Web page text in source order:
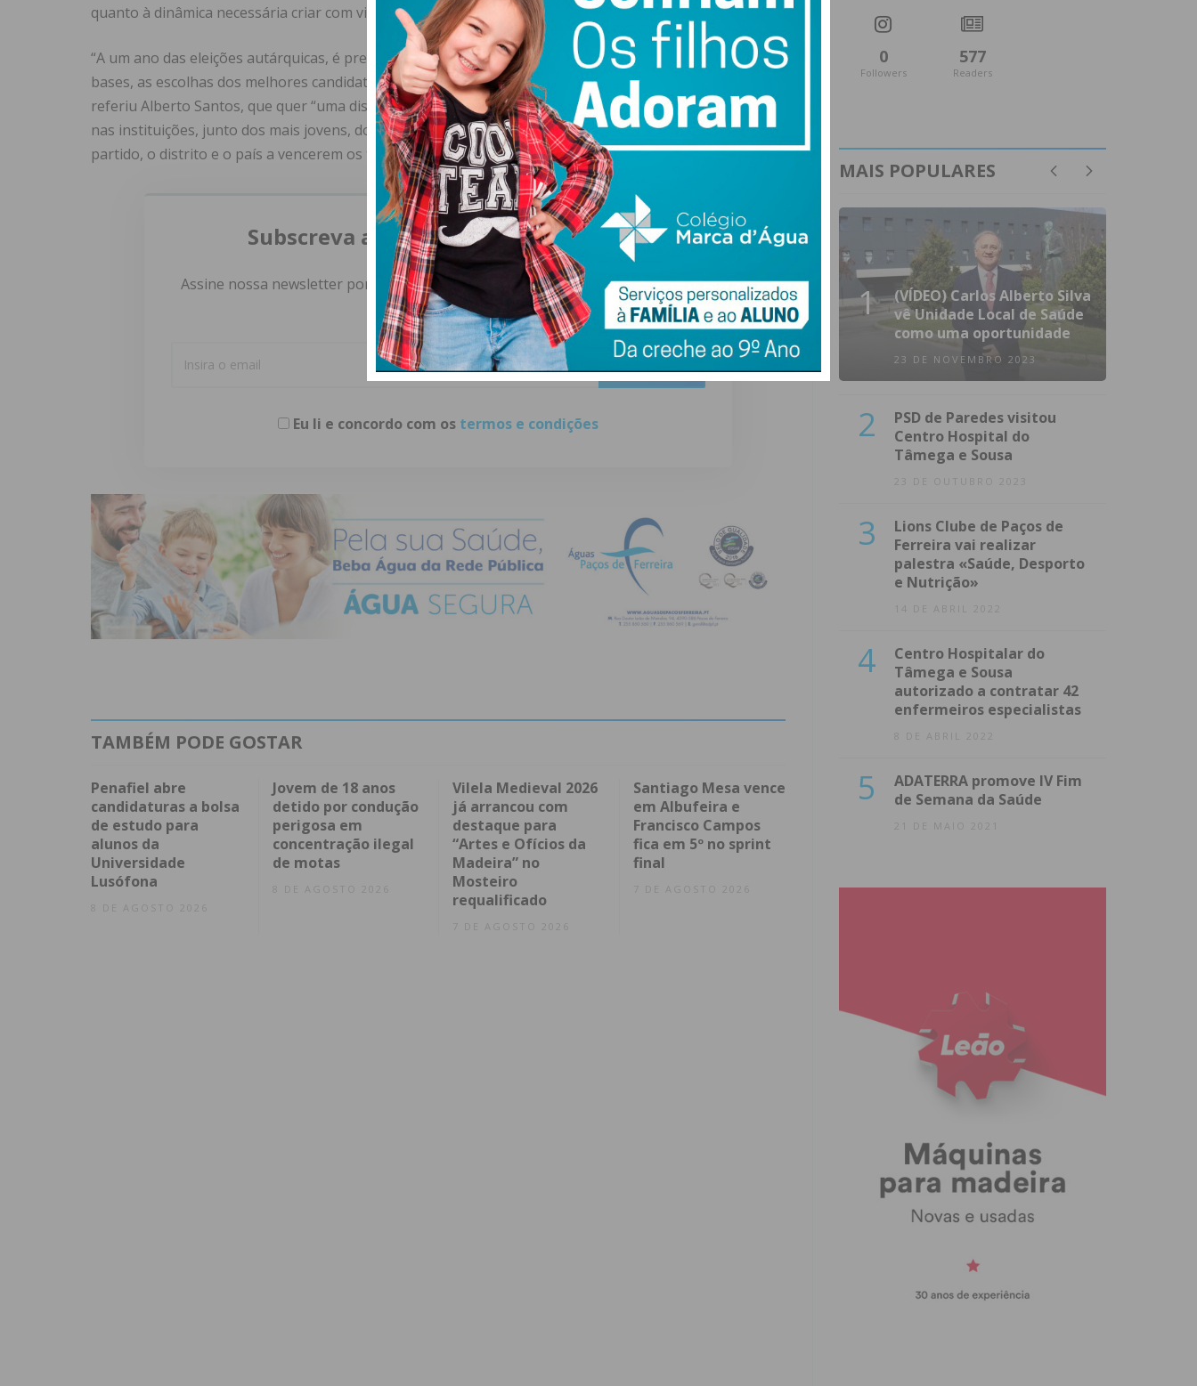
quanto à dinâmica necessária criar com vista às próximas eleições autárquicas”.
“A um ano das eleições autárquicas, é preciso ativar com urgência um plano que vise a mobilização das
bases, as escolhas dos melhores candidatos e das políticas que mobilizem as pessoas a votar no PSD”,
referiu Alberto Santos, que quer “uma distrital forte, ouvida, presente e respeitada na sociedade civil e
nas instituições, junto dos mais jovens, dos mais débeis, das instituições e das empresas, para ajudar o
partido, o distrito e o país a vencerem os tempos difíceis que temos pela frente”.
Subscreva a newsletter do Imediato
Assine nossa newsletter por e-mail e obtenha de forma regular a informação
atualizada.
Eu li e concordo com os termos e condições
TAMBÉM PODE GOSTAR
Penafiel abre
candidaturas a bolsa
de estudo para
alunos da
Universidade
Lusófona
8 DE AGOSTO 2026
Jovem de 18 anos
detido por condução
perigosa em
concentração ilegal
de motas
8 DE AGOSTO 2026
Vilela Medieval 2026
já arrancou com
destaque para
“Artes e Ofícios da
Madeira” no
Mosteiro
requalificado
7 DE AGOSTO 2026
Santiago Mesa vence
em Albufeira e
Francisco Campos
fica em 5º no sprint
final
7 DE AGOSTO 2026
0
Followers
577
Readers
MAIS POPULARES
1
(VÍDEO) Carlos Alberto Silva
vê Unidade Local de Saúde
como uma oportunidade
23 DE NOVEMBRO 2023
2
PSD de Paredes visitou
Centro Hospital do
Tâmega e Sousa
23 DE OUTUBRO 2023
3
Lions Clube de Paços de
Ferreira vai realizar
palestra «Saúde, Desporto
e Nutrição»
14 DE ABRIL 2022
4
Centro Hospitalar do
Tâmega e Sousa
autorizado a contratar 42
enfermeiros especialistas
8 DE ABRIL 2022
5
ADATERRA promove IV Fim
de Semana da Saúde
21 DE MAIO 2021